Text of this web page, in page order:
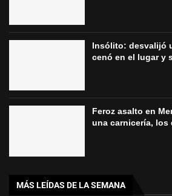
Insólito: desvalijó
cenó en el lugar y
Feroz asalto en
una carnicería, los
MÁS LEÍDAS DE LA SEMANA